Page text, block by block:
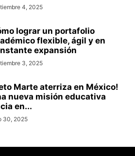
4, 2025
lograr un portafolio
flexible, ágil y en
expansión
3, 2025
Marte aterriza en México!
nueva misión educativa
en...
30, 2025